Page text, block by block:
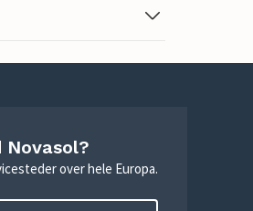
over hele Europa.